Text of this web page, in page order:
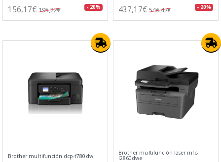
156,17€ 195,22€ - 20% 437,17€ 546,47€ - 20%
Brother multifunción dcp-t780dw Brother multifunción laser mfc-
l2860dwe